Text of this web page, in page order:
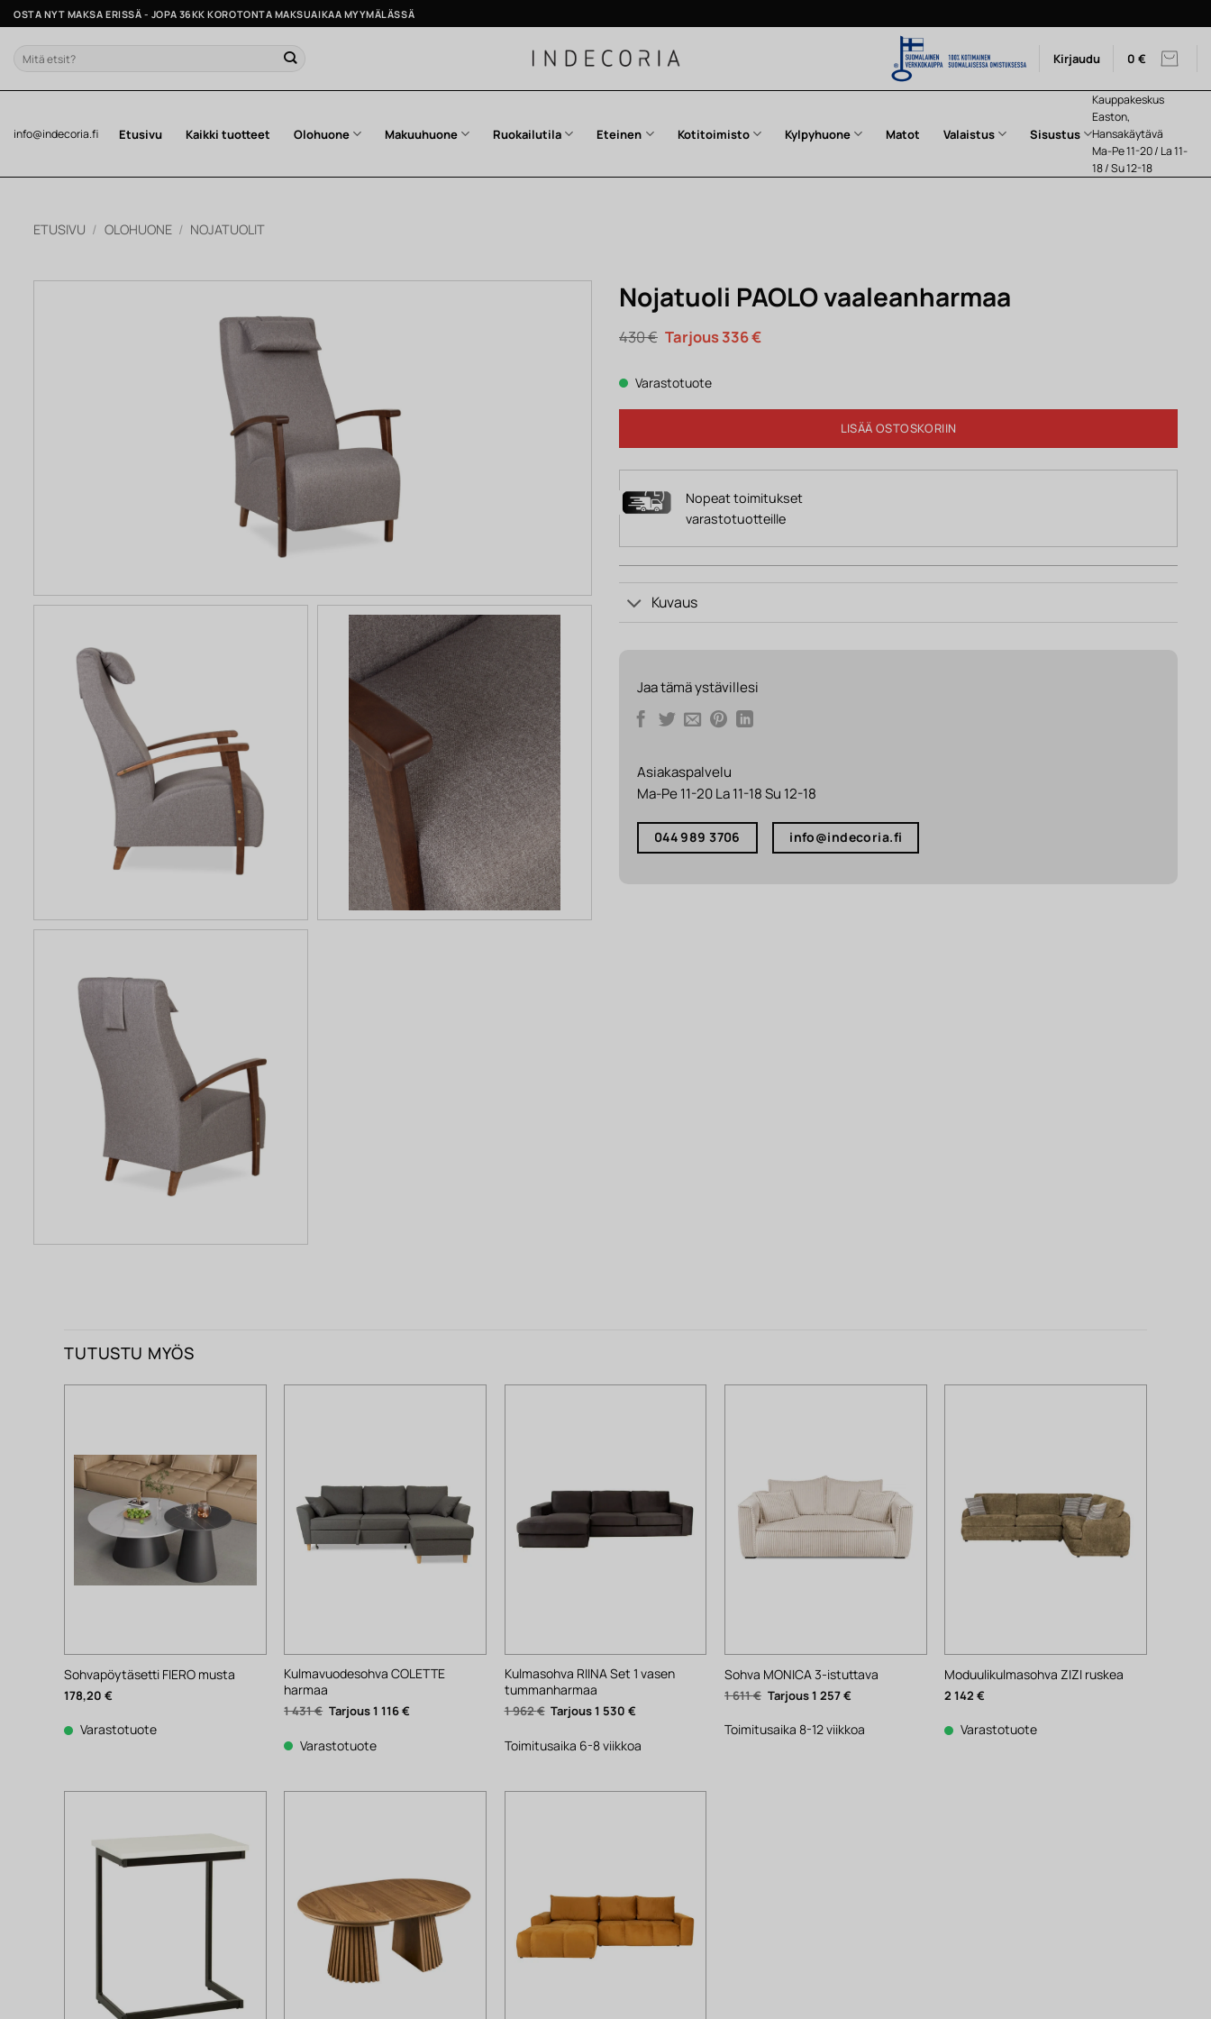
Skip
to
content
OSTA NYT MAKSA ERISSÄ - JOPA 36KK KOROTONTA MAKSUAIKAA MYYMÄLÄSSÄ
Etsi: Kirjaudu 0 €
info@indecoria.fi Etusivu Kaikki tuotteet Olohuone Makuuhuone Ruokailutila Eteinen Kotitoimisto Kylpyhuone Matot Valaistus Sisustus
Kauppakeskus
Easton,
Hansakäytävä
Ma-Pe 11-20 / La 11-
18 / Su 12-18
ETUSIVU / OLOHUONE / NOJATUOLIT
Nojatuoli PAOLO vaaleanharmaa
430€ Alkuperäinen
hinta
430 €.
336€Nykyinen
Varastotuote
LISÄÄ OSTOSKORIIN
Nopeat toimitukset
varastotuotteille
Kuvaus
Jaa tämä ystävillesi
Asiakaspalvelu
Ma-Pe 11-20 La 11-18 Su 12-18
044 989 3706 info@indecoria.fi
TUTUSTU MYÖS
Sohvapöytäsetti FIERO musta
178,20 €
Varastotuote
Kulmavuodesohva COLETTE
harmaa
1 431€ Alkuperäinen
hinta
1
431 €.
1 116€
Varastotuote
Kulmasohva RIINA Set 1 vasen
tummanharmaa
1 962€ Alkuperäinen
hinta
1
962 €.
1 530€
1
530 €.
Toimitusaika 6-8 viikkoa
Sohva MONICA 3-istuttava
1 611€ Alkuperäinen
hinta
1
611 €.
1 257€Nykyinen
hinta
1
257 €.
Toimitusaika 8-12 viikkoa
Moduulikulmasohva ZIZI ruskea
2 142€
Varastotuote